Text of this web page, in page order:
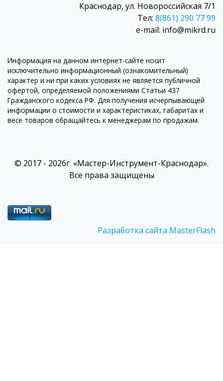
Краснодар, ул. Новороссийская 7/1
Тел: 8(861) 290 77 99
e-mail: info@mikrd.ru
Информация на данном интернет-сайте носит
исключительно информационный (ознакомительный)
характер и ни при каких условиях не является публичной
офертой, определяемой положениями Статьи 437
Гражданского кодекса РФ. Для получения исчерпывающей
информации о стоимости и характеристиках, габаритах и
весе товаров обращайтесь к менеджерам по продажам.
© 2017 - 2026г. «Мастер-Инструмент-Краснодар».
Все права защищены
Разработка сайта MasterFlash